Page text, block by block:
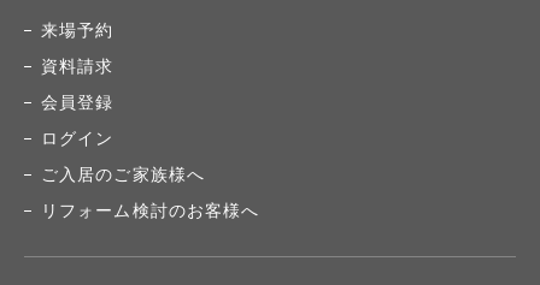
来場予約
資料請求
会員登録
ログイン
ご入居のご家族様へ
リフォーム検討のお客様へ